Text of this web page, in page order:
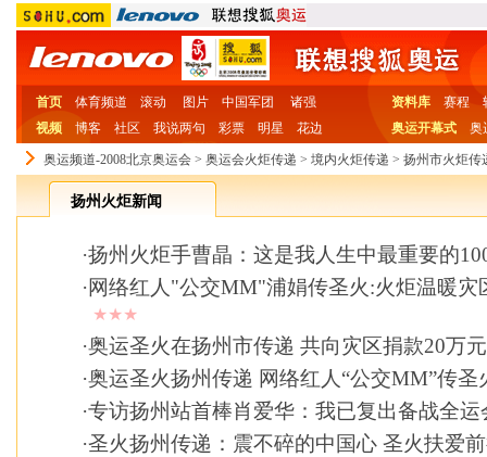
首页 体育频道 滚动 图片 中国军团
诸强
视频
博客 社区 我说两句 彩票 明星 花边
资料库 赛程
奥运开幕式
奥
奥运频道-2008北京奥运会 > 奥运会火炬传递 > 境内火炬传递 > 扬州市火炬传
扬州火炬新闻
·扬州火炬手曹晶：这是我人生中最重要的
· 网络红人"公交MM"浦娟传圣火:火炬温暖灾
★★★
·奥运圣火在扬州市传递 共向灾区捐款20万元
·奥运圣火扬州传递 网络红人“公交MM”传圣
·专访扬州站首棒肖爱华：我已复出备战全运
·圣火扬州传递：震不碎的中国心 圣火扶爱